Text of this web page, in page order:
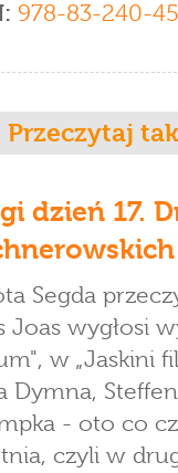
978-83-240-
Przeczytaj
dzień 17.
Segda
Joas wygłosi
w „Jaskini
Dymna,
- oto co
czyli w